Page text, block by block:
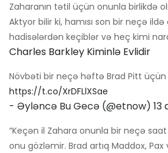
Zaharanın tətil üçün onunla birlikdə
Aktyor bilir ki, hamısı son bir neçə
hadisələrdən keçiblər və heç kimi
Charles Barkley Kiminlə Evlidir
Növbəti bir neçə həftə Brad Pitt
https://t.co/XrDFLlXSae
- Əyləncə Bu Gecə (@etnow) 13
“Keçən il Zahara onunla bir neçə
onu gözləmir. Brad artıq Maddox, Pax